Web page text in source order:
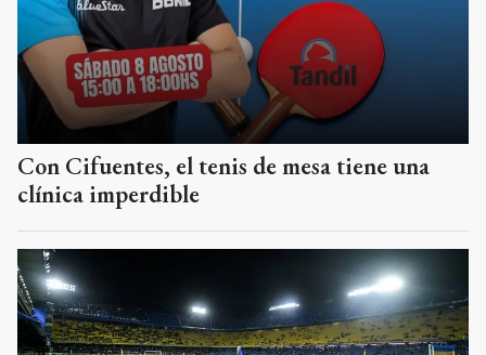
Con Cifuentes, el tenis de mesa tiene una
clínica imperdible